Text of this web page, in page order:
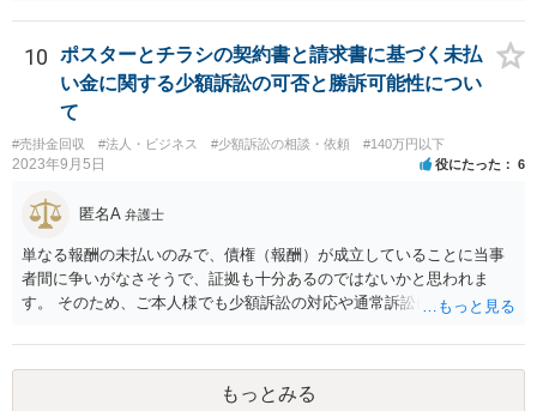
る一切の債権となれば、約4年という一定の期間の将来債権譲渡とな
り、訴求されている債権の額も相当程度の金額になっていると推察し
ます。ご不安な気持ちを解消するために、法律事務所にご相談に赴く
ことを検討されても良いでしょう。
10
ポスターとチラシの契約書と請求書に基づく未払
い金に関する少額訴訟の可否と勝訴可能性につい
て
#売掛金回収 #法人・ビジネス #少額訴訟の相談・依頼 #140万円以下
2023年9月5日 役にたった 6
匿名A 弁護士
単なる報酬の未払いのみで、債権（報酬）が成立していることに当事
者間に争いがなさそうで、証拠も十分あるのではないかと思われま
す。 そのため、ご本人様でも少額訴訟の対応や通常訴訟に移行したと
ても相手方が任意に支払をしない場合は強制執行を行う必要がござい
ます。この辺りになってくると少し対応が難しいかなという気がして
きますので、ご本人様の負担や手間を考慮して訴訟部分から弁護士に
もっとみる